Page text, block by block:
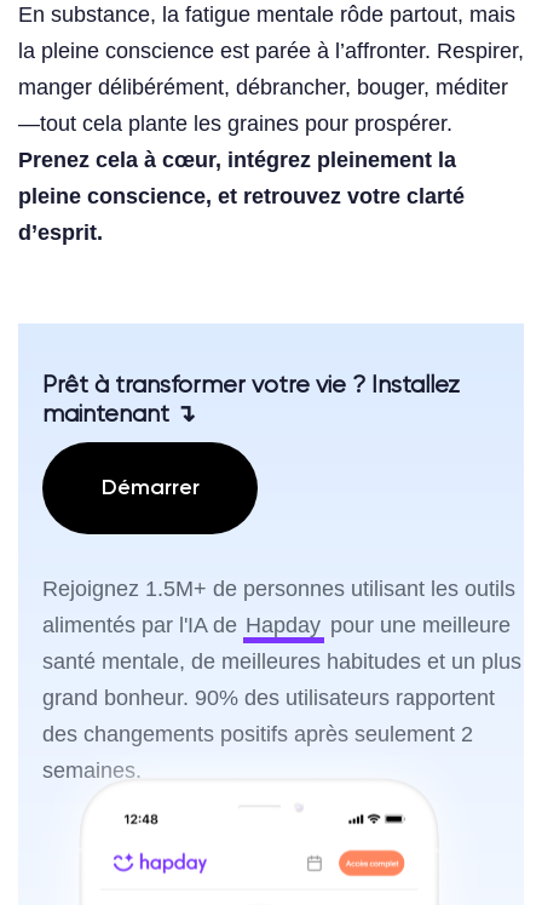
En substance, la fatigue mentale rôde partout, mais
la pleine conscience est parée à l’affronter. Respirer,
manger délibérément, débrancher, bouger, méditer
—tout cela plante les graines pour prospérer.
Prenez cela à cœur, intégrez pleinement la
pleine conscience, et retrouvez votre clarté
d’esprit.
Prêt à transformer votre vie ? Installez
maintenant ↴
Démarrer
Rejoignez 1.5M+ de personnes utilisant les outils
alimentés par l'IA de Hapday pour une meilleure
santé mentale, de meilleures habitudes et un plus
grand bonheur. 90% des utilisateurs rapportent
des changements positifs après seulement 2
semaines.